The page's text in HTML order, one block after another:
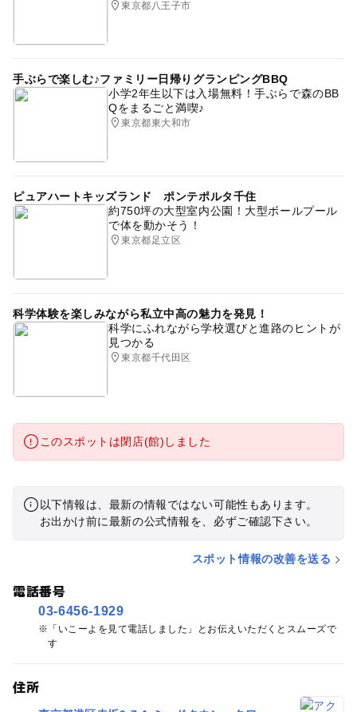
東京都八王子市
手ぶらで楽しむ♪ファミリー日帰りグランピングBBQ
小学2年生以下は入場無料！手ぶらで森のBB
Qをまるごと満喫♪
東京都東大和市
ピュアハートキッズランド ポンテポルタ千住
約750坪の大型室内公園！大型ボールプール
で体を動かそう！
東京都足立区
科学体験を楽しみながら私立中高の魅力を発見！
科学にふれながら学校選びと進路のヒントが
見つかる
東京都千代田区
このスポットは閉店(館)しました
以下情報は、最新の情報ではない可能性もあります。
お出かけ前に最新の公式情報を、必ずご確認下さい。
スポット情報の改善を送る
電話番号
03-6456-1929
「いこーよを見て電話しました」とお伝えいただくとスムーズで
す
住所